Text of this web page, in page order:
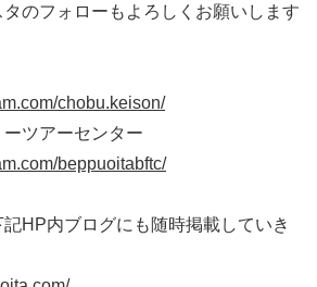
のフォローもよろしくお願いします
chobu.keison/
ツアーセンター
beppuoitabftc/
HP内ブログにも随時掲載していき